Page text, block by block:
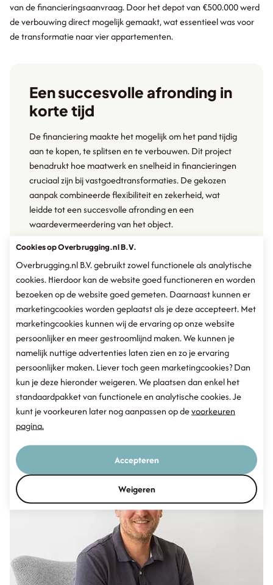
van de financieringsaanvraag. Door het depot van €500.000 werd
de verbouwing direct mogelijk gemaakt, wat essentieel was voor
de transformatie naar vier appartementen.
Een succesvolle afronding in
korte tijd
De financiering maakte het mogelijk om het pand tijdig
aan te kopen, te splitsen en te verbouwen. Dit project
benadrukt hoe maatwerk en snelheid in financieringen
cruciaal zijn bij vastgoedtransformaties. De gekozen
aanpak combineerde flexibiliteit en zekerheid, wat
leidde tot een succesvolle afronding en een
waardevermeerdering van het object.
Rente:
8%
Doorlooptijd:
3 dagen
Geïnvesteerd bedrag:
€1.600.000
Aantal investeerders:
1
Wilt u ook eenvoudig een financiering aanvragen?
Neem contact op met Pascal!
Cookies op Overbrugging.nl B.V.
Overbrugging.nl B.V. gebruikt zowel functionele als analytische
cookies. Hierdoor kan de website goed functioneren en worden
bezoeken op de website goed gemeten. Daarnaast kunnen er
marketingcookies worden geplaatst als je deze accepteert. Met
marketingcookies kunnen wij de ervaring op onze website
persoonlijker en meer gestroomlijnd maken. We kunnen je
namelijk nuttige advertenties laten zien en zo je ervaring
persoonlijker maken. Liever toch geen marketingcookies? Dan
kun je deze hieronder weigeren. We plaatsen dan enkel het
standaardpakket van functionele en analytische cookies. Je
kunt je voorkeuren later nog aanpassen op devoorkeuren
pagina.
Accepteren
Weigeren